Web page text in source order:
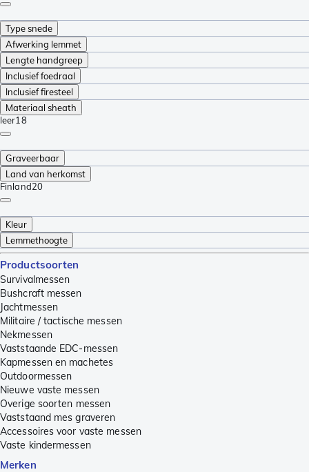
Type snede
Afwerking lemmet
Lengte handgreep
Inclusief foedraal
Inclusief firesteel
Materiaal sheath
leer18
Graveerbaar
Land van herkomst
Finland20
Kleur
Lemmethoogte
Productsoorten
Survivalmessen
Bushcraft messen
Jachtmessen
Militaire / tactische messen
Nekmessen
Vaststaande EDC-messen
Kapmessen en machetes
Outdoormessen
Nieuwe vaste messen
Overige soorten messen
Vaststaand mes graveren
Accessoires voor vaste messen
Vaste kindermessen
Merken